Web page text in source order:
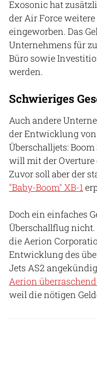
Exosonic hat
der Air Force
eingeworben. Das
Unternehmens für
Büro sowie
werden.
Schwieriges
Auch andere
der Entwicklung
Überschalljets:
will mit der Overture
Zuvor soll aber der
"Baby-Boom" XB-1
Doch ein einfaches
Überschallflug
die Aerion
Entwicklung des
Jets AS2
Aerion
weil die nötigen